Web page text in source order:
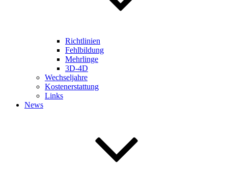
Richtlinien
Fehlbildung
Mehrlinge
3D-4D
Wechseljahre
Kostenerstattung
Links
News